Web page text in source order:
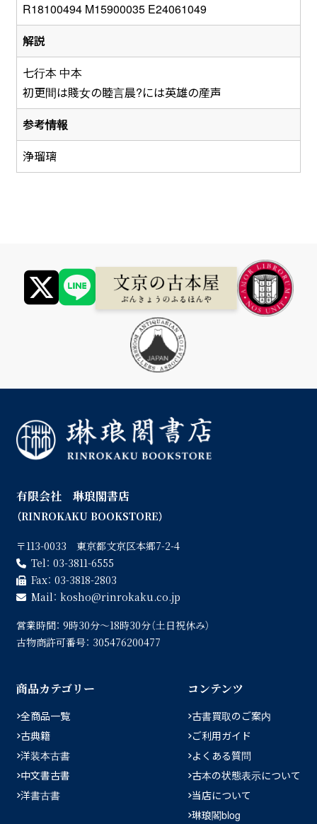
R18100494 M15900035 E24061049
解説
七行本 中本
初更間は賤女の睦言晨?には英雄の産声
参考情報
浄瑠璃
有限会社 琳琅閣書店
（RINROKAKU BOOKSTORE）
〒113-0033 東京都文京区本郷7-2-4
Tel： 03-3811-6555
Fax： 03-3818-2803
Mail： kosho
rinrokaku.co.jp
営業時間： 9時30分〜18時30分（土日祝休み）
古物商許可番号： 305476200477
商品カテゴリー
全商品一覧
古典籍
洋装本古書
中文書古書
洋書古書
コンテンツ
古書買取のご案内
ご利用ガイド
よくある質問
古本の状態表示について
当店について
琳琅閣blog